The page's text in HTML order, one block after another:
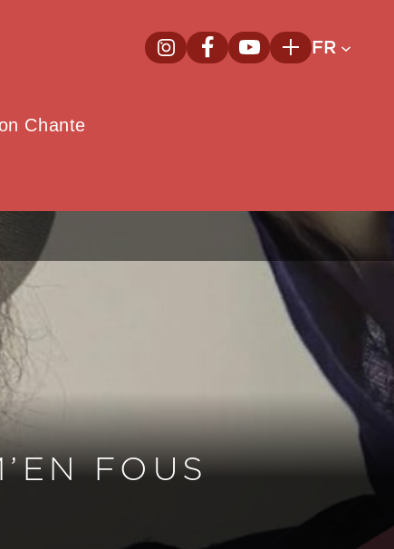
InstagramNouvelle fenêtre
FacebookNouvelle fenêtre
YoutubeNouvelle
PlusFR
Chante
FOUS